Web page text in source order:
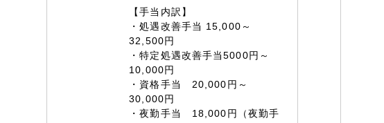
【手当内訳】
・処遇改善手当 15,000～
32,500円
・特定処遇改善手当5000円～
10,000円
・資格手当 20,000円～
30,000円
・夜勤手当 18,000円（夜勤手